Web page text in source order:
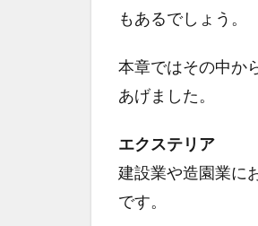
もあるでしょう。
本章ではその中か
あげました。
エクステリア
建設業や造園業に
です。